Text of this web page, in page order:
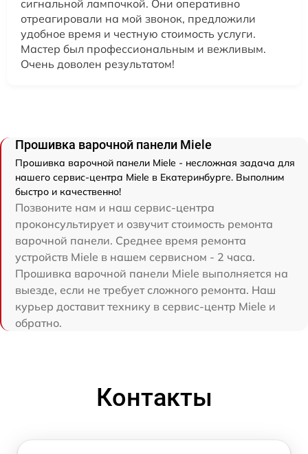
сигнальной лампочкой. Они оперативно
отреагировали на мой звонок, предложили
удобное время и честную стоимость услуги.
Мастер был профессиональным и вежливым.
Очень доволен результатом!
Прошивка варочной панели Miele
Прошивка варочной панели Miele - несложная задача для
нашего сервис-центра Miele в Екатеринбурге. Выполним
быстро и качественно!
Позвоните нам и наш сервис-центра
проконсультирует и озвучит стоимость ремонта
варочной панели. Среднее время ремонта
устройств Miele в нашем сервисном - 2 часа.
Прошивка варочной панели Miele выполняется на
выезде, если не требует сложного ремонта. Наш
курьер доставит технику в сервис-центр Miele и
обратно.
Контакты